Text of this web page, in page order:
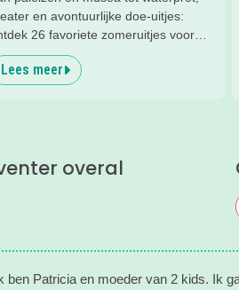
en avontuurlijke doe-uitjes:
26 favoriete zomeruitjes voor
door heel Nederland.
Lees meer
overal
ben Patricia en moeder van 2 kids. Ik